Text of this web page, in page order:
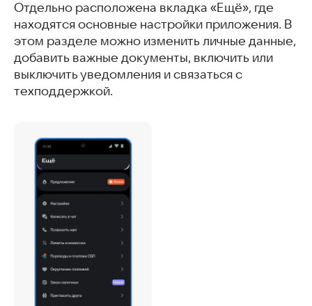
Отдельно расположена вкладка «Ещё», где
находятся основные настройки приложения. В
этом разделе можно изменить личные данные,
добавить важные документы, включить или
выключить уведомления и связаться с
техподдержкой.